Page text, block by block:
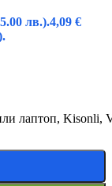
лв.).4,09 €
лаптоп, Kisonli,